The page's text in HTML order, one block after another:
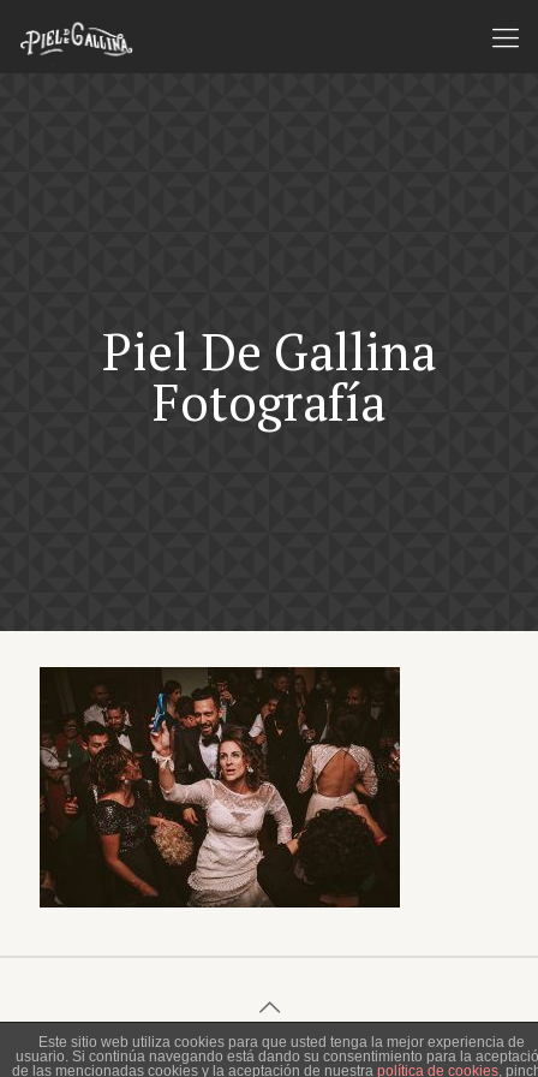
Piel De Gallina
Fotografía
© 2023 Piel de Gallina Fotografía
Este sitio web utiliza cookies para que usted tenga la mejor experiencia de
usuario. Si continúa navegando está dando su consentimiento para la
de las mencionadas cookies y la aceptación de nuestra política de cookies,